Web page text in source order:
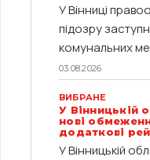
У Вінниці
підозру
комунальних
03.08.2026
ВИБРАНЕ
У Вінницькій
нові
додаткові
У Вінницькій